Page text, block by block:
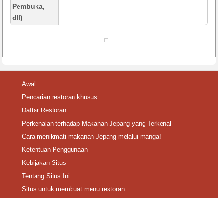
Pembuka,
dll)
Awal
Pencarian restoran khusus
Daftar Restoran
Perkenalan terhadap Makanan Jepang yang Terkenal
Cara menikmati makanan Jepang melalui manga!
Ketentuan Penggunaan
Kebijakan Situs
Tentang Situs Ini
Situs untuk membuat menu restoran.